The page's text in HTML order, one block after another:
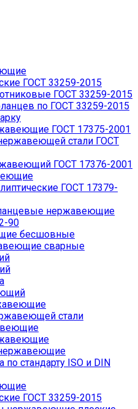
ГОСТ 33259-2015
ГОСТ 33259-2015
по ГОСТ 33259-2015
ГОСТ 17375-2001
стали ГОСТ
ГОСТ 17376-2001
ГОСТ 17379-
нержавеющие
90
бесшовные
сварные
стали
по стандарту ISO и DIN
ГОСТ 33259-2015